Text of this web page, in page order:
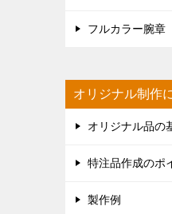
フルカラー腕章
オリジナル制作
オリジナル品の
特注品作成のポ
製作例